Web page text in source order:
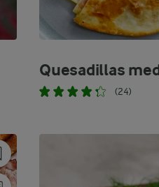
Quesadillas
(24)